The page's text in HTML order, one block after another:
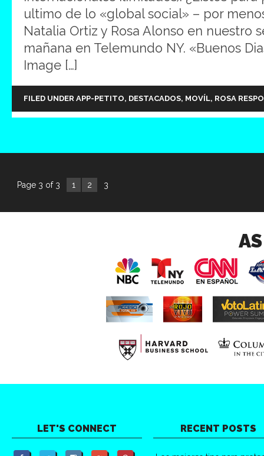
ultimo de lo «global social» – por
Natalia Ortiz y Rosa Alonso en nuestro
mañana en Telemundo NY. «Buenos
Image […]
FILED UNDER APP-PETITO, DESTACADOS, MOVÍL, ROSA
Page 3 of 3 1 2 3
LET'S CONNECT RECENT POSTS